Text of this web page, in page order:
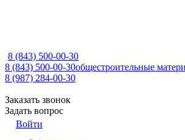
8 (843) 500-00-30
8 (843) 500-00-30общестроительные
8 (987) 284-00-30
Заказать звонок
Задать вопрос
Войти